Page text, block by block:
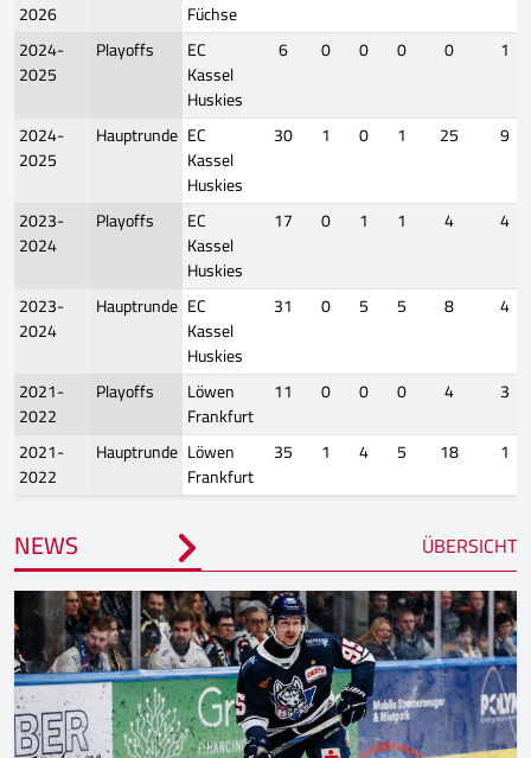
2026
Füchse
2024-
2025
Playoffs
EC
Kassel
Huskies
6 0 0 0 0 1
2024-
2025
Hauptrunde EC
Kassel
Huskies
30 1 0 1 25 9
2023-
2024
Playoffs
EC
Kassel
Huskies
17 0 1 1 4 4
2023-
2024
Hauptrunde EC
Kassel
Huskies
31 0 5 5 8 4
2021-
2022
Playoffs
Löwen
Frankfurt
11 0 0 0 4
3
2021-
2022
Hauptrunde Löwen
Frankfurt
35 1 4 5 18 1
NEWS ÜBERSICHT